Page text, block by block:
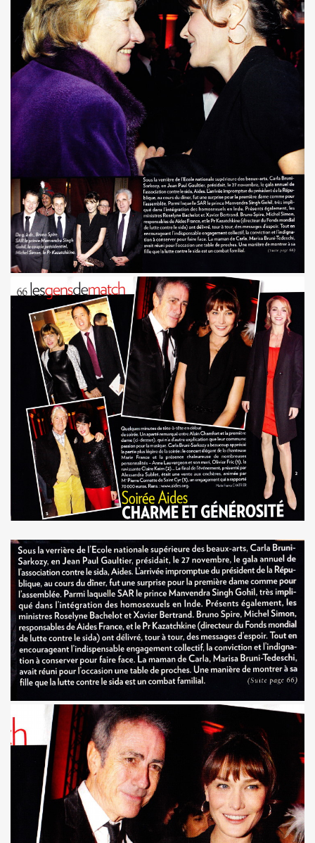
le 4 juin 2010 au CLOITRE DES JACOBINS a
A SERGE REZVANI" le 2 juin 2010 aux TROIS
CONTROL CLUB, BERTRAND BURGALAT au
FRANCE le 15 mai 2010 au musee MAC-VAL de
BARDOT ("MON BB")" le 15 avril 2010 a la FNAC
cabaret ARTISHOW (Paris) pour l'emission "DIVAS
MARIE FRANCE le 25 janvier 2010 au THEATRE DU
du 26 au 30 decembre 2009 aux TROIS BAUDETS
chez BASTIEN DE ALMEIDA (Paris) en seance de
au CHACHA CLUB (Paris).
concert de BIJOU SVP le 14 novembre 2009 a
le 28 octobre 2009 a l'Espace 315 du CENTRE
concert d'ALEX BEAUPAIN le 17 octobre 2009 aux
3 octobre 2009 a L'ARCHIPEL (Paris).
MAG" (2 octobre 2009).
28 aout 2009 aux TROIS BAUDETS a Paris.
BARDOT" le 16 mai 2009 a L'ARCHIPEL a Paris.
le 17 avril 2009 au GLOBO a PARIS.
le 11 octobre 2008.
7 octobre 2008.
MONDE" au Forum de Liege (27 septembre 2008).
2008) : photos dans les coulisses des concerts.
le 8 septembre 2008.
le 30 mai 2008.
et MARIE FRANCE le 20 fevrier 2008 au CENTRE
le 1er fevrier 2008 au BATACLAN (Paris).
(1982).